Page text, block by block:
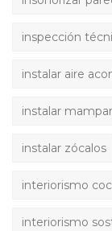
inspección
instalar aire
instalar
instalar zócalos
interiorismo
interiorismo